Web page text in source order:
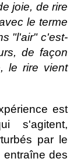
joie, de rire
le terme
"l'air" c'est-
de façon
le rire vient
est
s'agitent,
par le
des